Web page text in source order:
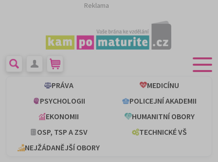
Reklama
PRÁVA
MEDICÍNU
PSYCHOLOGII
POLICEJNÍ AKADEMII
EKONOMII
HUMANITNÍ OBORY
OSP, TSP A ZSV
TECHNICKÉ VŠ
NEJŽÁDANĚJŠÍ OBORY